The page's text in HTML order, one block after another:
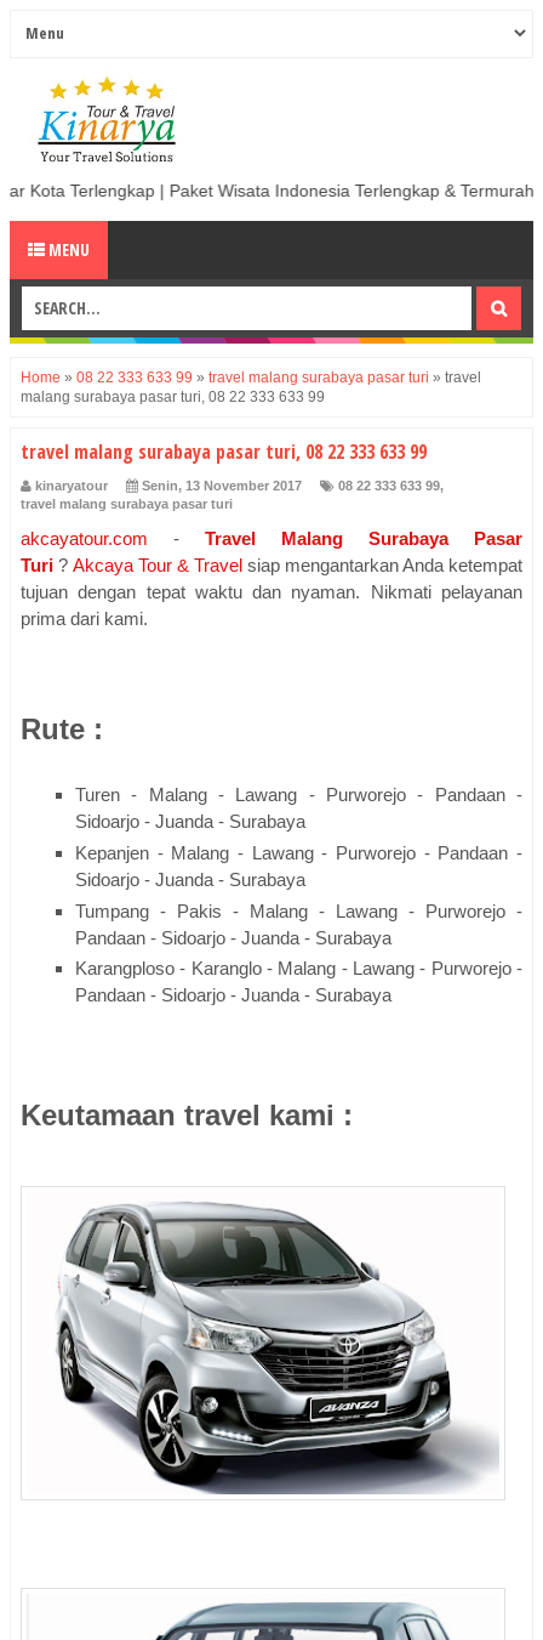
| Paket Wisata Indonesia Terlengkap & Termurah | Sewa Mobil
MENU
Home » 08 22 333 633 99 » travel malang surabaya pasar turi » travel
malang surabaya pasar turi, 08 22 333 633 99
travel malang surabaya pasar turi, 08 22 333 633 99
kinaryatour Senin, 13 November 2017 08 22 333 633 99,
travel malang surabaya pasar turi
akcayatour.com - Travel Malang Surabaya Pasar
Turi ? Akcaya Tour & Travel siap mengantarkan Anda ketempat
tujuan dengan tepat waktu dan nyaman. Nikmati pelayanan
prima dari kami.
Rute :
Turen - Malang - Lawang - Purworejo - Pandaan -
Sidoarjo - Juanda - Surabaya
Kepanjen - Malang - Lawang - Purworejo - Pandaan -
Sidoarjo - Juanda - Surabaya
Tumpang - Pakis - Malang - Lawang - Purworejo -
Pandaan - Sidoarjo - Juanda - Surabaya
Karangploso - Karanglo - Malang - Lawang - Purworejo -
Pandaan - Sidoarjo - Juanda - Surabaya
Keutamaan travel kami :